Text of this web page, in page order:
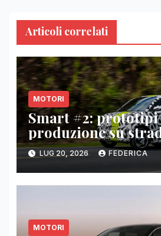
Articoli correlati
MOTORI
Smart #2:
produzione su
del paris motor
LUG 20, 2026 FEDERICA
MOTORI